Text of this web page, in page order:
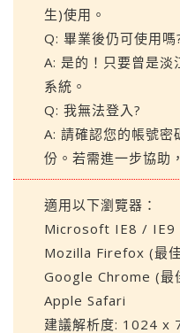
生)使用。
Q: 畢業後仍可使用嗎
A: 是的！只要曾是淡
系統。
Q: 我無法登入?
A: 請確認您的帳號密
份。若需進一步協助
適用以下瀏覽器：
Microsoft IE8 / IE9
Mozilla Firefox (最
Google Chrome (最
Apple Safari
建議解析度: 1024 x